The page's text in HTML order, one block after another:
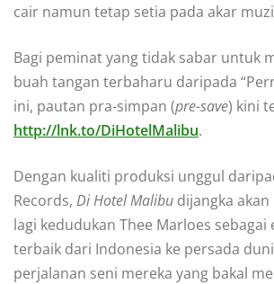
cair namun tetap setia pada akar
Bagi peminat yang tidak sabar untuk
buah tangan terbaharu daripada
ini, pautan pra-simpan (pre-save) kini
http://lnk.to/DiHotelMalibu.
Dengan kualiti produksi unggul
Records, Di Hotel Malibu dijangka
lagi kedudukan Thee Marloes
terbaik dari Indonesia ke persada
perjalanan seni mereka yang bakal